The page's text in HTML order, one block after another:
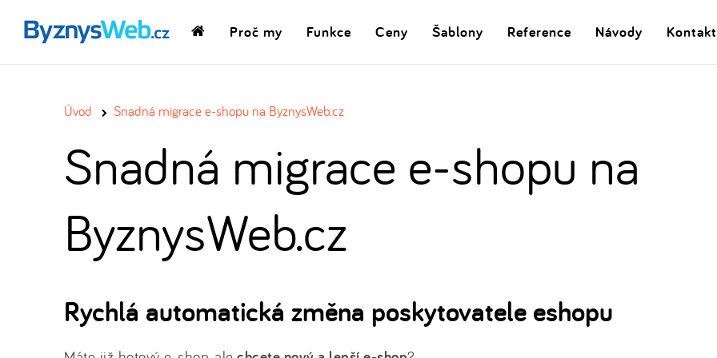
DomovskáProč my Funkce Ceny Šablony Reference Návody Kontakt
Snadná migrace e-shopu na
ByznysWeb.cz
Úvod Snadná migrace e-shopu na ByznysWeb.cz
Rychlá automatická změna poskytovatele eshopu